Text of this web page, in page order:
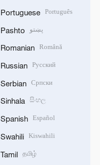
Portuguese Português
Pashto پښتو
Romanian Română
Russian Русский
Serbian Српски
Sinhala සිංහල
Spanish Español
Swahili Kiswahili
Tamil தமிழ்